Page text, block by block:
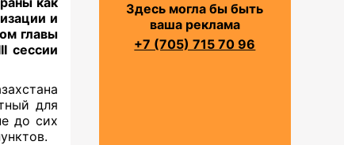
и
главы
сессии
для
до сих
Здесь могла бы быть
ваша реклама
+7 (705) 715 70 96